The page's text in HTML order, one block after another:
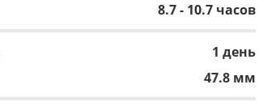
8.7 - 10.7 часов
1 день
47.8 мм